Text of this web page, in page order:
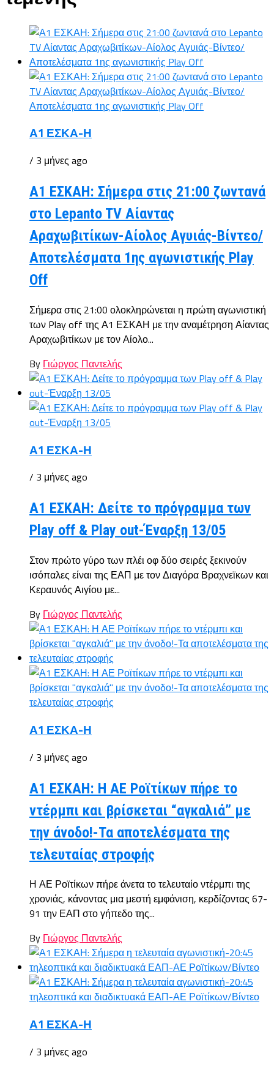
Α1 ΕΣΚΑ-Η
/ 3 μήνες ago
Α1 ΕΣΚΑΗ: Σήμερα στις 21:00 ζωντανά
στο Lepanto TV Αίαντας
Αραχωβιτίκων-Αίολος Αγυιάς-Βίντεο/
Αποτελέσματα 1ης αγωνιστικής Play
Off
Σήμερα στις 21:00 ολοκληρώνεται η πρώτη αγωνιστική
των Play off της Α1 ΕΣΚΑΗ με την αναμέτρηση Αίαντας
Αραχωβιτίκων με τον Αίολο...
By Γιώργος Παντελής
Α1 ΕΣΚΑ-Η
/ 3 μήνες ago
Α1 ΕΣΚΑΗ: Δείτε το πρόγραμμα των
Play off & Play out-Έναρξη 13/05
Στον πρώτο γύρο των πλέι οφ δύο σειρές ξεκινούν
ισόπαλες είναι της ΕΑΠ με τον Διαγόρα Βραχνεϊκων και
Κεραυνός Αιγίου με...
By Γιώργος Παντελής
Α1 ΕΣΚΑ-Η
/ 3 μήνες ago
Α1 ΕΣΚΑΗ: Η ΑΕ Ροϊτίκων πήρε το
ντέρμπι και βρίσκεται “αγκαλιά” με
την άνοδο!-Τα αποτελέσματα της
τελευταίας στροφής
Η ΑΕ Ροϊτίκων πήρε άνετα το τελευταίο ντέρμπι της
χρονιάς, κάνοντας μια μεστή εμφάνιση, κερδίζοντας 67-
91 την ΕΑΠ στο γήπεδο της...
By Γιώργος Παντελής
Α1 ΕΣΚΑ-Η
/ 3 μήνες ago